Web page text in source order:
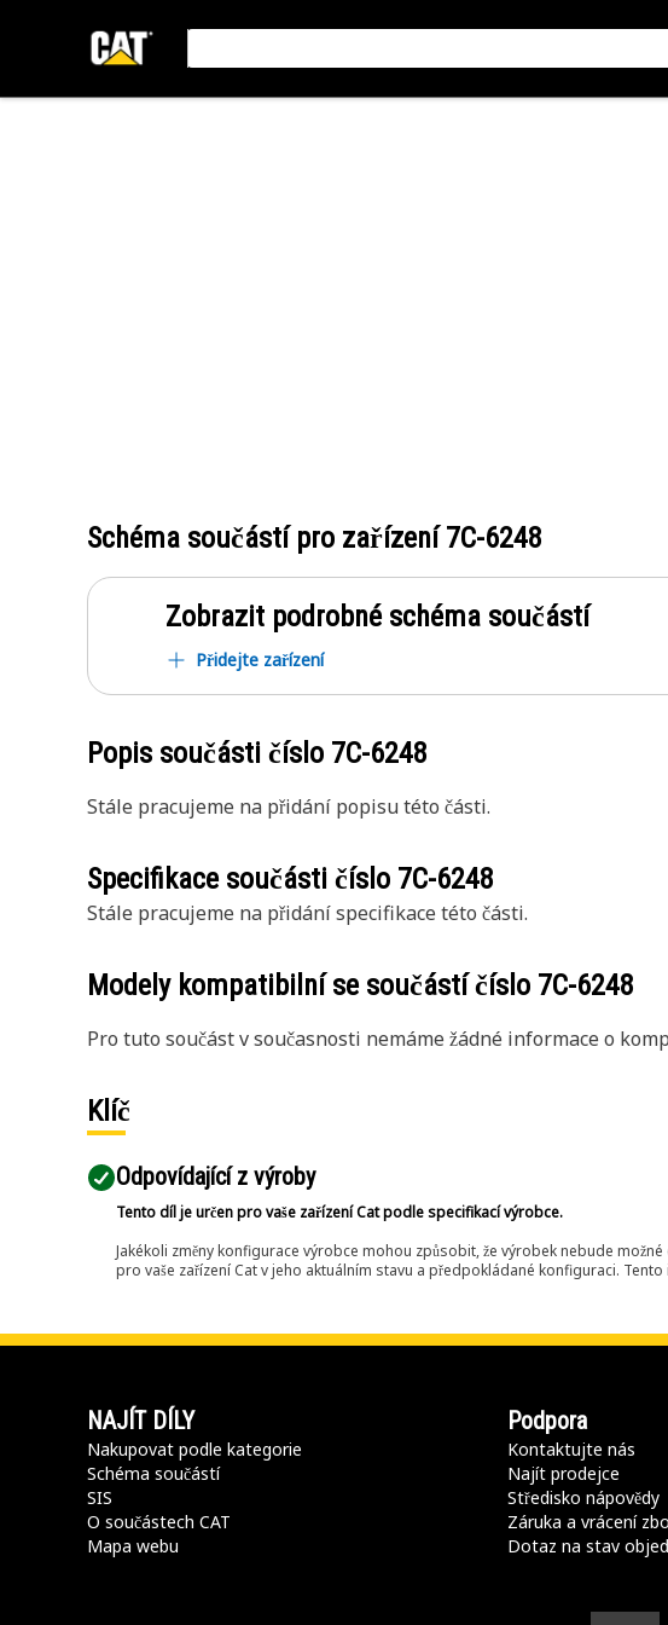
Schéma součástí pro zařízení7C-6248
Zobrazit podrobné schéma součástí
Přidejte zařízení
Popis součásti číslo 7C-6248
Stále pracujeme na přidání popisu této části.
Specifikace součásti číslo 7C-6248
Stále pracujeme na přidání specifikace této části.
Modely kompatibilní se součástí číslo 7C-6248
Pro tuto součást v současnosti nemáme žádné informace o
Klíč
Odpovídající z výroby
Tento díl je určen pro vaše zařízení Cat podle specifikací výrobce.
Jakékoli změny konfigurace výrobce mohou způsobit, že výrobek nebude
pro vaše zařízení Cat v jeho aktuálním stavu a předpokládané konfiguraci.
NAJÍT DÍLY
Nakupovat podle kategorie
Schéma součástí
SIS
O součástech CAT
Mapa webu
Podpora
Kontaktujte nás
Najít prodejce
Středisko nápovědy
Záruka a vrácení
Dotaz na stav